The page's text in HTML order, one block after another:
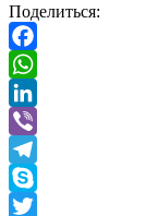
Поделиться:
Facebook
WhatsApp
LinkedIn
Viber
Telegram
Skype